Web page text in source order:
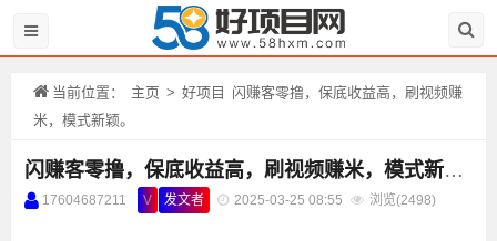
当前位置： 主页 > 好项目
闪赚客零撸，保底收益高，刷视频赚
米，模式新颖。
闪赚客零撸，保底收益高，刷视频赚米，模式新颖。
17604687211 V 发文者 2025-03-25 08:55 浏览(2498)